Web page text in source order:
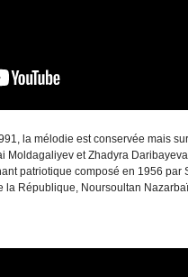
la mélodie est conservée mais
Moldagaliyev et Zhadyra
patriotique composé en 1956 par
la République, Noursoultan